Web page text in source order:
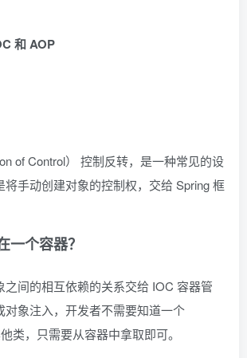
和 AOP
of Control） 控制反转，是一种常见的设
将手动创建对象的控制权，交给 Spring 框
一个容器？
之间的相互依赖的关系交给 IOC 容器管
对象注入，开发者不需要知道一个
类，只需要从容器中拿取即可。